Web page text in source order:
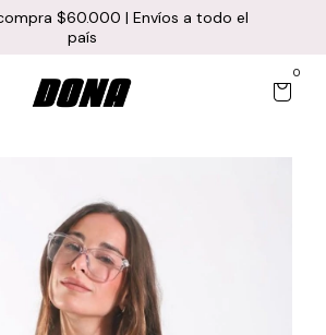
$60.000 | Envíos a todo el
país
0